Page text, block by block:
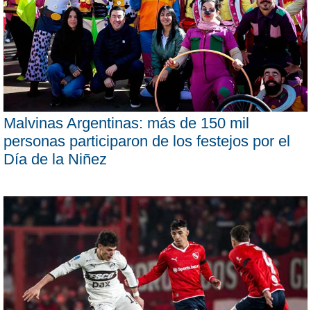
Malvinas Argentinas: más de 150 mil
personas participaron de los festejos por el
Día de la Niñez